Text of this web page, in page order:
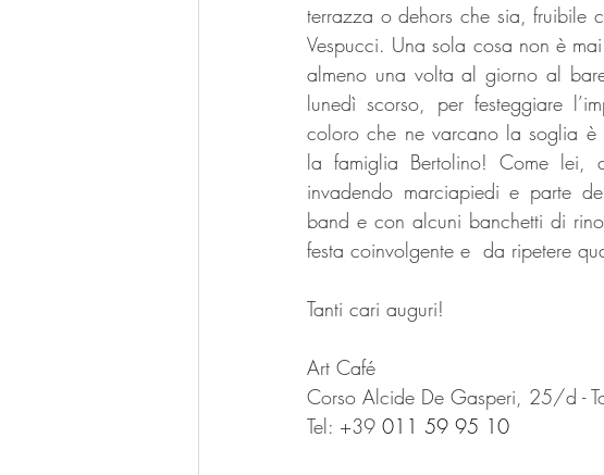
terrazza o dehors che sia, fruibile
Vespucci. Una sola cosa non è
almeno una volta al giorno al
lunedì scorso, per festeggiare
coloro che ne varcano la soglia è
la famiglia Bertolino! Come lei,
invadendo marciapiedi e parte
band e con alcuni banchetti di
festa coinvolgente e  da ripetere
Tanti cari auguri!
Art Café
Corso Alcide De Gasperi, 25/d -
Tel: +39 011 59 95 10